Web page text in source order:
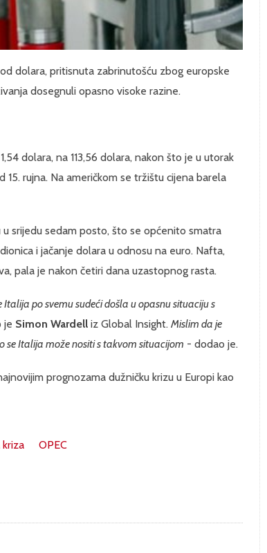
dolara, pritisnuta zabrinutošću zbog europske
dosegnuli opasno visoke razine.
dolara, na 113,56 dolara, nakon što je u utorak
rujna. Na američkom se tržištu cijena barela
srijedu sedam posto, što se općenito smatra
i jačanje dolara u odnosu na euro. Nafta,
pala je nakon četiri dana uzastopnog rasta.
po svemu sudeći došla u opasnu situaciju s
je Simon Wardell iz Global Insight. Mislim da je
se Italija može nositi s takvom situacijom - dodao je.
prognozama dužničku krizu u Europi kao
kriza OPEC